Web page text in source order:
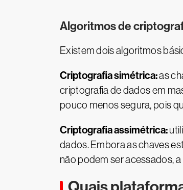
Algoritmos de
Existem dois algoritmos
Criptografia simétrica:as
criptografia de dados em
pouco menos segura, pois
Criptografia assimétrica:
dados. Embora as chaves
não podem ser acessados,